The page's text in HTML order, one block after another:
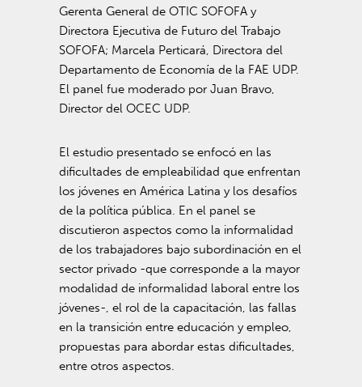
Gerenta General de OTIC SOFOFA y
Directora Ejecutiva de Futuro del Trabajo
SOFOFA; Marcela Perticará, Directora del
Departamento de Economía de la FAE UDP.
El panel fue moderado por Juan Bravo,
Director del OCEC UDP.
El estudio presentado se enfocó en las
dificultades de empleabilidad que enfrentan
los jóvenes en América Latina y los desafíos
de la política pública. En el panel se
discutieron aspectos como la informalidad
de los trabajadores bajo subordinación en el
sector privado -que corresponde a la mayor
modalidad de informalidad laboral entre los
jóvenes-, el rol de la capacitación, las fallas
en la transición entre educación y empleo,
propuestas para abordar estas dificultades,
entre otros aspectos.